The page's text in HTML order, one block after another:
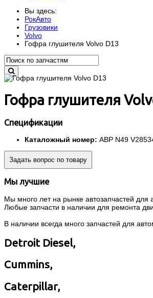
Вы здесь:
РокАвто
Грузовики
Volvo
Гофра глушителя Volvo D13
Гофра глушителя
Спецификации
Каталожный номер: ABP N49
Задать вопрос по товару
Мы лучшие
Мы много лет на рынке автозапчастей для
Любые запчасти в наличии для ремонта
В наличии всегда много запчастей для
Detroit Diesel,
Cummins,
Caterpillar,